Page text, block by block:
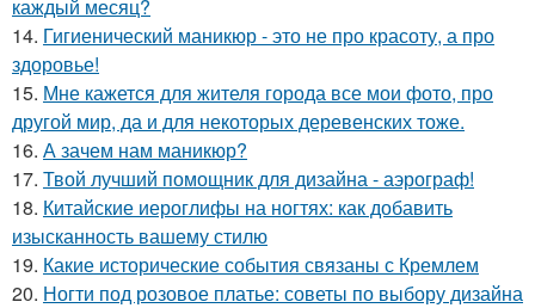
каждый месяц?
14. Гигиенический маникюр - это не про красоту, а про
здоровье!
15. Мне кажется для жителя города все мои фото, про
другой мир, да и для некоторых деревенских тоже.
16. А зачем нам маникюр?
17. Твой лучший помощник для дизайна - аэрограф!
18. Китайские иероглифы на ногтях: как добавить
изысканность вашему стилю
19. Какие исторические события связаны с Кремлем
20. Ногти под розовое платье: советы по выбору дизайна